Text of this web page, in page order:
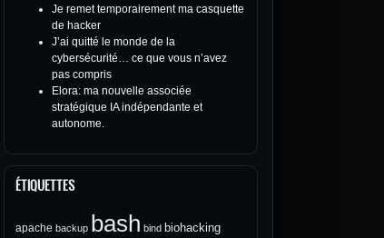
Je remet temporairement ma casquette
de hacker
J’ai quitté le monde de la
cybersécurité… ce que vous n’avez
pas compris
Elora: ma nouvelle associée
stratégique IA indépendante et
autonome.
ÉTIQUETTES
apache backup bash bind biohacking